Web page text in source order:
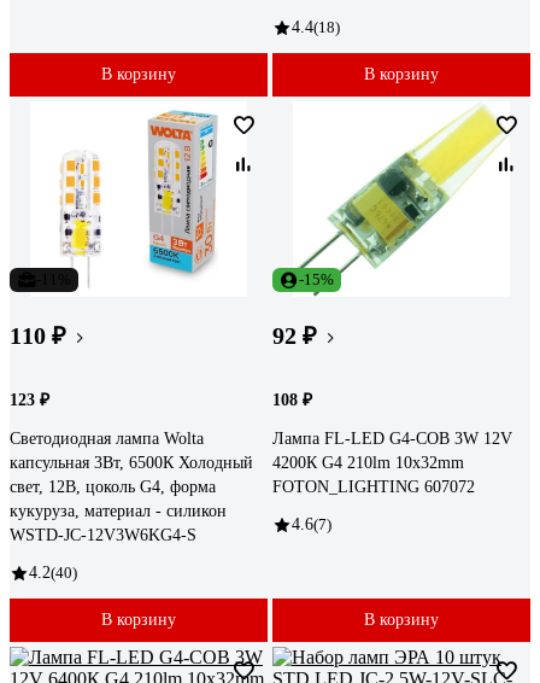
В корзину
4.4(18)
В корзину
110 ₽
123 ₽
Светодиодная лампа Wolta
капсульная 3Вт, 6500К Холодный
свет, 12В, цоколь G4, форма
кукуруза, материал - силикон
WSTD-JC-12V3W6KG4-S
4.2(40)
В корзину
-15%
92 ₽
108 ₽
Лампа FL-LED G4-COB 3W 12V
4200К G4 210lm 10x32mm
FOTON_LIGHTING 607072
4.6(7)
В корзину